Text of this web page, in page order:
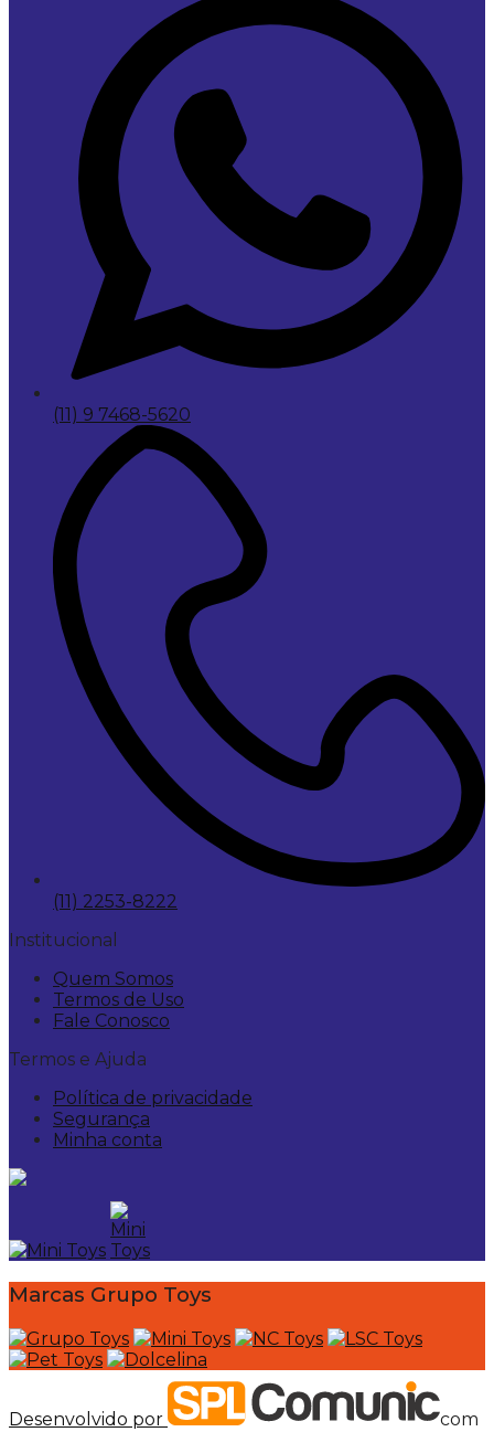
(11) 9 7468-5620
(11) 2253-8222
Institucional
Quem Somos
Termos de Uso
Fale Conosco
Termos e Ajuda
Política de privacidade
Segurança
Minha conta
Marcas Grupo Toys
Desenvolvido por
com